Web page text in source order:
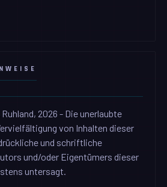
2026 - Die unerlaubte
von Inhalten dieser
und schriftliche
und/oder Eigentümers dieser
untersagt.